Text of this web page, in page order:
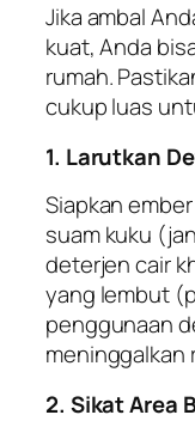
Jika ambal
kuat, Anda
rumah.
cukup luas
1. Larutkan
Siapkan
suam kuku
deterjen cair
yang lembut
penggunaan
meninggalkan
2. Sikat Area